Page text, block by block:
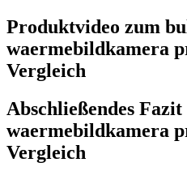
Produktvideo zum
waermebildkamera
Vergleich
Abschließendes Fazit
waermebildkamera
Vergleich